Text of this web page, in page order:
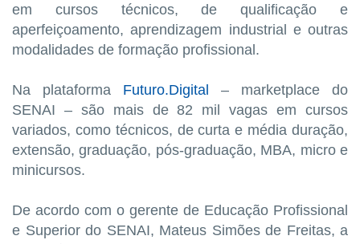
em cursos técnicos, de qualificação e
aperfeiçoamento, aprendizagem industrial e outras
modalidades de formação profissional.
Na plataforma Futuro.Digital – marketplace do
SENAI – são mais de 82 mil vagas em cursos
variados, como técnicos, de curta e média duração,
extensão, graduação, pós-graduação, MBA, micro e
minicursos.
De acordo com o gerente de Educação Profissional
e Superior do SENAI, Mateus Simões de Freitas, a